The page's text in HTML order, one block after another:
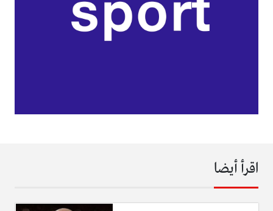
اقرأ أيضا